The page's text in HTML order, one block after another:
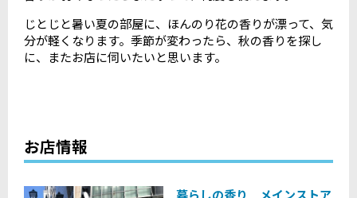
じとじと暑い夏の部屋に、ほんのり花の香りが漂って、気
分が軽くなります。季節が変わったら、秋の香りを探し
に、またお店に伺いたいと思います。
お店情報
暮らしの香り メインストア